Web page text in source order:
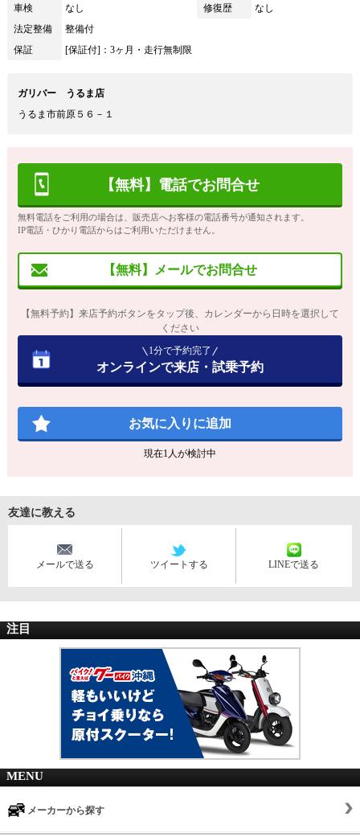
車検
なし 修復歴
なし
法定整備
整備付
保証
[保証付]：3ヶ月・走行無制限
ガリバー うるま店
うるま市前原５６－１
【無料】電話でお問合せ
無料電話をご利用の場合は、販売店へお客様の電話番号が通知されます。
IP電話・ひかり電話からはご利用いただけません。
【無料】メールでお問合せ
【無料予約】来店予約ボタンをタップ後、カレンダーから日時を選択して
ください
1分で予約完了
オンラインで来店・試乗予約
お気に入りに追加
現在1人が検討中
友達に教える
メールで送る ツイートする LINEで送る
注目
MENU
メーカーから探す